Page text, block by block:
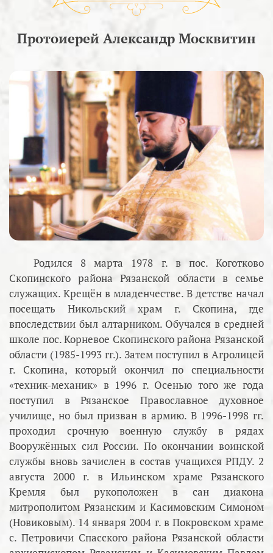
Протоиерей Александр Москвитин
Родился 8 марта 1978 г. в пос. Коготково
Скопинского района Рязанской области в семье
служащих. Крещён в младенчестве. В детстве начал
посещать Никольский храм г. Скопина, где
впоследствии был алтарником. Обучался в средней
школе пос. Корневое Скопинского района Рязанской
области (1985-1993 гг.). Затем поступил в Агролицей
г. Скопина, который окончил по специальности
«техник-механик» в 1996 г. Осенью того же года
поступил в Рязанское Православное духовное
училище, но был призван в армию. В 1996-1998 гг.
проходил срочную военную службу в рядах
Вооружённых сил России. По окончании воинской
службы вновь зачислен в состав учащихся РПДУ. 2
августа 2000 г. в Ильинском храме Рязанского
Кремля был рукоположен в сан диакона
митрополитом Рязанским и Касимовским Симоном
(Новиковым). 14 января 2004 г. в Покровском храме
с. Петровичи Спасского района Рязанской области